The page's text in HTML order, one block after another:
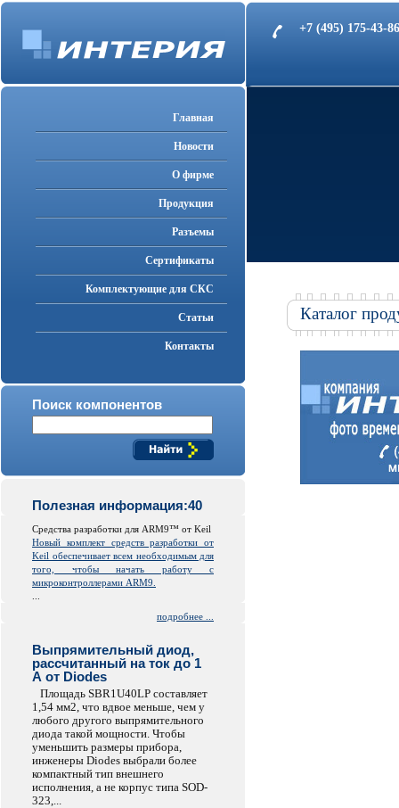
+7 (495) 175-43-
Главная
Новости
О фирме
Продукция
Разъемы
Cертификаты
Комплектующие для СКС
Статьи
Контакты
Поиск компонентов
Полезная информация:40
Средства разработки для ARM9™ от Keil
Новый комплект средств разработки от
Keil обеспечивает всем необходимым для
того, чтобы начать работу с
микроконтроллерами ARM9.
подробнее ...
Выпрямительный диод,
рассчитанный на ток до 1
А от Diodes
Площадь SBR1U40LP составляет
1,54 мм2, что вдвое меньше, чем у
любого другого выпрямительного
диода такой мощности. Чтобы
уменьшить размеры прибора,
инженеры Diodes выбрали более
компактный тип внешнего
исполнения, а не корпус типа SOD-
323,...
Каталог